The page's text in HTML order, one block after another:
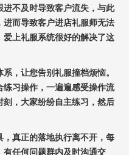
不及时导致客户流失，与此
进而导致客户进店礼服师无法
上礼服系统很好的解决了这
，让您告别礼服撞档烦恼。
习操作，一遍遍感受操作流
，大家纷纷自主练习，然后
真正的落地执行离不开，每
任何问题群内及时沟通交